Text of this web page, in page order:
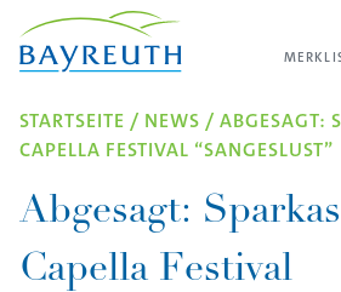
Direkt zum Inhalt
STARTSEITE / NEWS / ABGESAGT:
CAPELLA FESTIVAL “SANGESLUST”
Abgesagt:
Capella Festival